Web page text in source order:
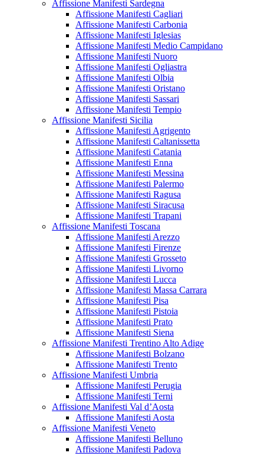
Affissione Manifesti Sardegna
Affissione Manifesti Cagliari
Affissione Manifesti Carbonia
Affissione Manifesti Iglesias
Affissione Manifesti Medio Campidano
Affissione Manifesti Nuoro
Affissione Manifesti Ogliastra
Affissione Manifesti Olbia
Affissione Manifesti Oristano
Affissione Manifesti Sassari
Affissione Manifesti Tempio
Affissione Manifesti Sicilia
Affissione Manifesti Agrigento
Affissione Manifesti Caltanissetta
Affissione Manifesti Catania
Affissione Manifesti Enna
Affissione Manifesti Messina
Affissione Manifesti Palermo
Affissione Manifesti Ragusa
Affissione Manifesti Siracusa
Affissione Manifesti Trapani
Affissione Manifesti Toscana
Affissione Manifesti Arezzo
Affissione Manifesti Firenze
Affissione Manifesti Grosseto
Affissione Manifesti Livorno
Affissione Manifesti Lucca
Affissione Manifesti Massa Carrara
Affissione Manifesti Pisa
Affissione Manifesti Pistoia
Affissione Manifesti Prato
Affissione Manifesti Siena
Affissione Manifesti Trentino Alto Adige
Affissione Manifesti Bolzano
Affissione Manifesti Trento
Affissione Manifesti Umbria
Affissione Manifesti Perugia
Affissione Manifesti Terni
Affissione Manifesti Val d’Aosta
Affissione Manifesti Aosta
Affissione Manifesti Veneto
Affissione Manifesti Belluno
Affissione Manifesti Padova